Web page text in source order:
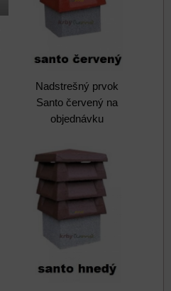
Nadstrešný prvok
Santo červený na
objednávku